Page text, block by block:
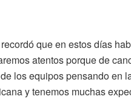
que en estos días
atentos porque de
los equipos pensando en
y tenemos muchas